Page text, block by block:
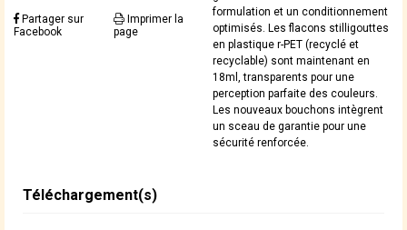
Partager sur
Facebook
Imprimer la
page
formulation et un conditionnement
optimisés. Les flacons stilligouttes
en plastique r-PET (recyclé et
recyclable) sont maintenant en
18ml, transparents pour une
perception parfaite des couleurs.
Les nouveaux bouchons intègrent
un sceau de garantie pour une
sécurité renforcée.
Téléchargement(s)